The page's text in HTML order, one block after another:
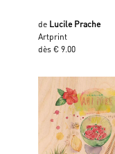
de Lucile Prache
Artprint
dès € 9.00